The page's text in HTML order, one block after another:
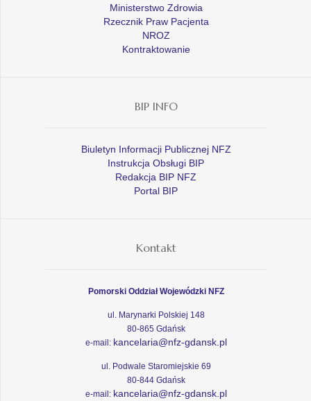
Ministerstwo Zdrowia
Rzecznik Praw Pacjenta
NROZ
Kontraktowanie
BIP INFO
Biuletyn Informacji Publicznej NFZ
Instrukcja Obsługi BIP
Redakcja BIP NFZ
Portal BIP
Kontakt
Pomorski Oddział Wojewódzki NFZ
ul. Marynarki Polskiej 148
80-865 Gdańsk
e-mail: kancelaria@nfz-gdansk.pl
ul. Podwale Staromiejskie 69
80-844 Gdańsk
e-mail: kancelaria@nfz-gdansk.pl